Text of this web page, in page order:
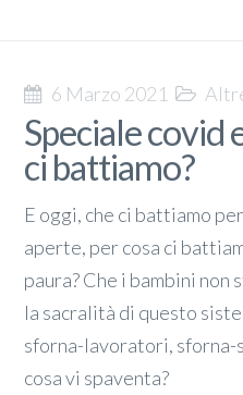
6 Marzo 2021
Speciale covid
ci battiamo?
E oggi, che ci battiamo
aperte, per cosa ci
paura? Che i bambini
la sacralità di questo
sforna-lavoratori,
cosa vi spaventa?